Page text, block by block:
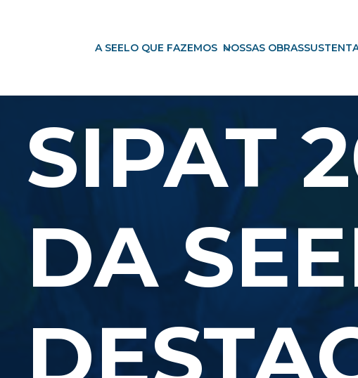
A SEELO QUE FAZEMOS NOSSAS OBRAS
SIPAT
DA